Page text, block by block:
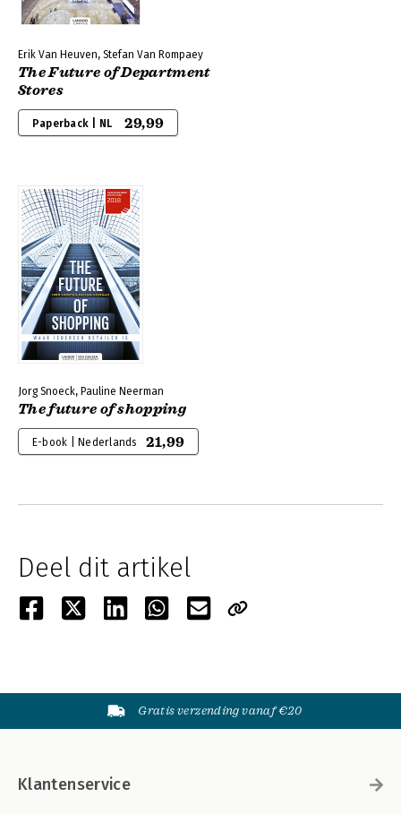
Erik Van Heuven, Stefan Van Rompaey
The Future of Department
Stores
Paperback | NL 29,99
Jorg Snoeck, Pauline Neerman
The future of shopping
E-book | Nederlands 21,99
Deel dit artikel
Gratis verzending vanaf €20
Klantenservice